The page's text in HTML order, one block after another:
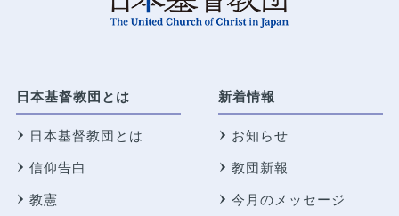
日本基督教団とは
日本基督教団とは
信仰告白
教憲
新着情報
お知らせ
教団新報
今月のメッセージ